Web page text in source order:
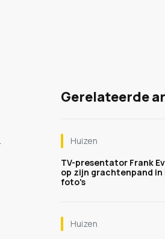
Gerelateerde
Huizen
TV-presentator Frank
op zijn grachtenpand in
foto's
Huizen